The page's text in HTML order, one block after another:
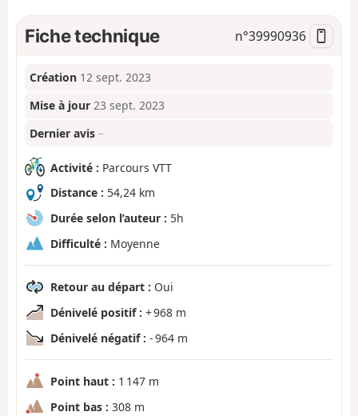
Fiche technique n°39990936
Création 12 sept. 2023
Mise à jour 23 sept. 2023
Dernier avis –
Activité : Parcours VTT
Distance : 54,24 km
Durée selon l’auteur : 5h
Difficulté : Moyenne
Retour au départ : Oui
Dénivelé positif : + 968 m
Dénivelé négatif : - 964 m
Point haut : 1 147 m
Point bas : 308 m